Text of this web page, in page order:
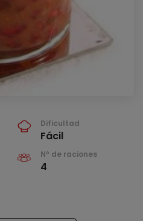
Dificultad
Fácil
Nº de raciones
4